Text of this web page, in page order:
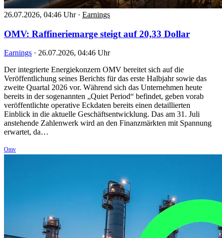
26.07.2026, 04:46 Uhr · Earnings
OMV: Raffineriemarge steigt auf 20,33 Dollar
Earnings · 26.07.2026, 04:46 Uhr
Der integrierte Energiekonzern OMV bereitet sich auf die
Veröffentlichung seines Berichts für das erste Halbjahr sowie das
zweite Quartal 2026 vor. Während sich das Unternehmen heute
bereits in der sogenannten „Quiet Period“ befindet, geben vorab
veröffentlichte operative Eckdaten bereits einen detaillierten
Einblick in die aktuelle Geschäftsentwicklung. Das am 31. Juli
anstehende Zahlenwerk wird an den Finanzmärkten mit Spannung
erwartet, da…
Omv